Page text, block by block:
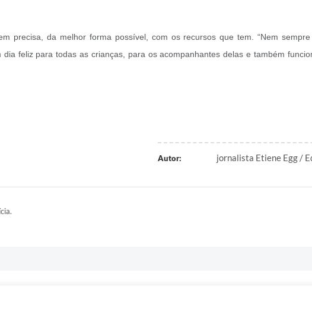
precisa, da melhor forma possível, com os recursos que tem. “Nem
feliz para todas as crianças, para os acompanhantes delas e também
Autor: jornalista Etiene Egg /